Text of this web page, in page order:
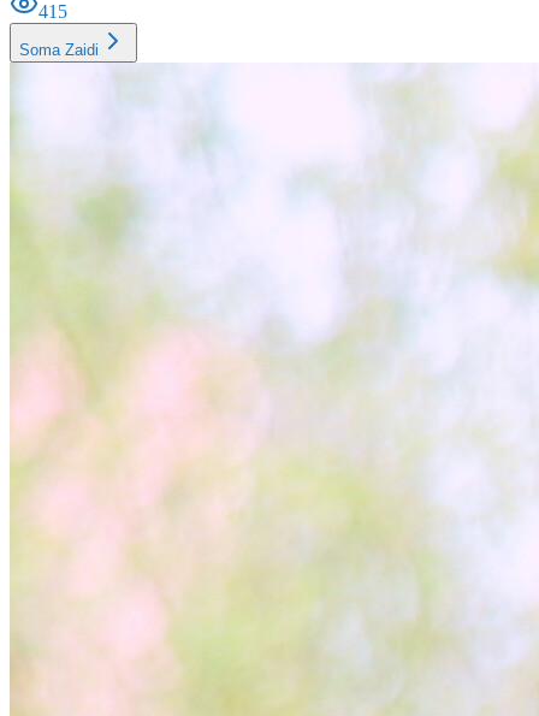
415
Soma Zaidi